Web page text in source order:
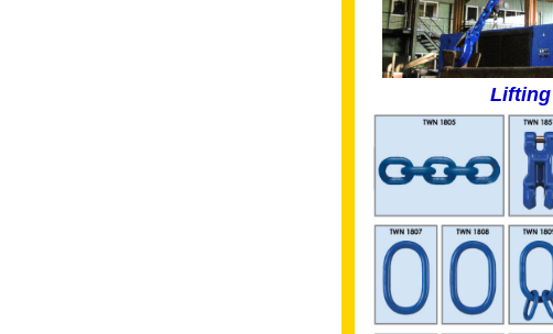
Lifting